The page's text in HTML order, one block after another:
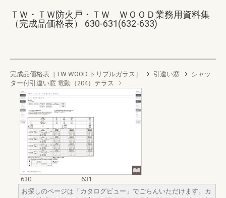
ＴＷ・ＴＷ防火戸・ＴＷ ＷＯＯＤ業務用資料集
（完成品価格表） 630-631(632-633)
完成品価格表［TW WOOD トリプルガラス］ 引違い窓
シャッ
ター付引違い窓 電動（204）テラス
630
631
お探しのページは「カタログビュー」でごらんいただけます。カ